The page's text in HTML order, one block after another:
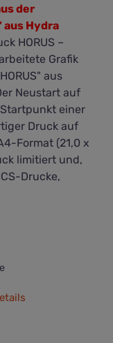
der
aus Hydra
HORUS –
Grafik
aus
Neustart auf
einer
Druck auf
Format (21,0 x
limitiert und,
Drucke,